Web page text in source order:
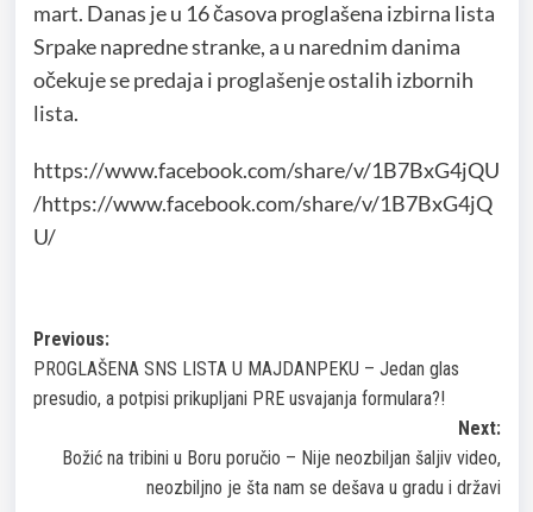
mart. Danas je u 16 časova proglašena izbirna lista
Srpake napredne stranke, a u narednim danima
očekuje se predaja i proglašenje ostalih izbornih
lista.
https://www.facebook.com/share/v/1B7BxG4jQU
/https://www.facebook.com/share/v/1B7BxG4jQ
U/
Post
navigation
Previous:
PROGLAŠENA SNS LISTA U MAJDANPEKU – Jedan glas
presudio, a potpisi prikupljani PRE usvajanja formulara?!
Next:
Božić na tribini u Boru poručio – Nije neozbiljan šaljiv video,
neozbiljno je šta nam se dešava u gradu i državi